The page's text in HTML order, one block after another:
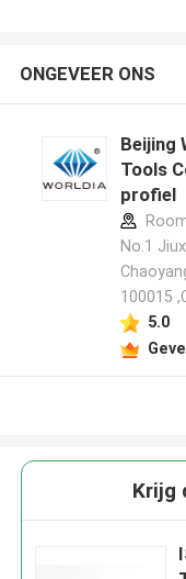
ONGEVEER ONS
Beijing
Tools
profiel
No.1
100015
5.0
Krijg